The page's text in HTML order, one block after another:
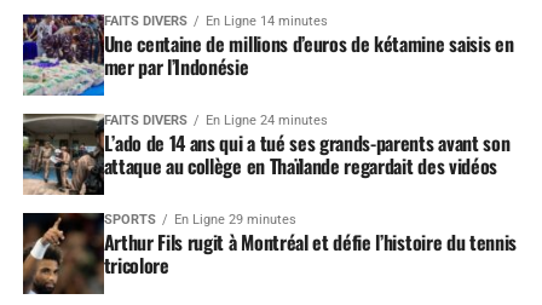
FAITS DIVERS En Ligne 14 minutes
Une centaine de millions d’euros de kétamine saisis en
mer par l’Indonésie
FAITS DIVERS En Ligne 24 minutes
L’ado de 14 ans qui a tué ses grands-parents avant son
attaque au collège en Thaïlande regardait des vidéos
SPORTS En Ligne 29 minutes
Arthur Fils rugit à Montréal et défie l’histoire du tennis
tricolore